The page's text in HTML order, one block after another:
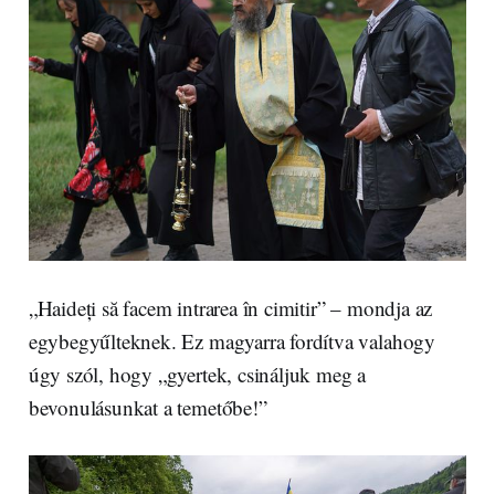
„Haideți să facem intrarea în cimitir” – mondja az
egybegyűlteknek. Ez magyarra fordítva valahogy
úgy szól, hogy „gyertek, csináljuk meg a
bevonulásunkat a temetőbe!”